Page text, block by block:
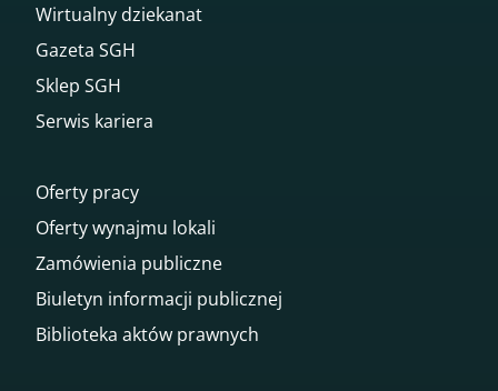
Wirtualny dziekanat
Gazeta SGH
Sklep SGH
Serwis kariera
Oferty pracy
Oferty wynajmu lokali
Zamówienia publiczne
Biuletyn informacji publicznej
Biblioteka aktów prawnych